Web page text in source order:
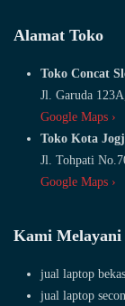
Alamat Toko
Toko Concat
Jl. Garuda
Google Maps ›
Toko Kota
Jl. Tohpati
Google Maps ›
Kami Melayani
jual laptop
jual laptop